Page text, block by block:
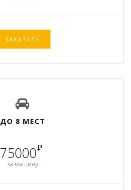
ЗАКАЗАТЬ
ДО 8 МЕСТ
75000₽
за машину